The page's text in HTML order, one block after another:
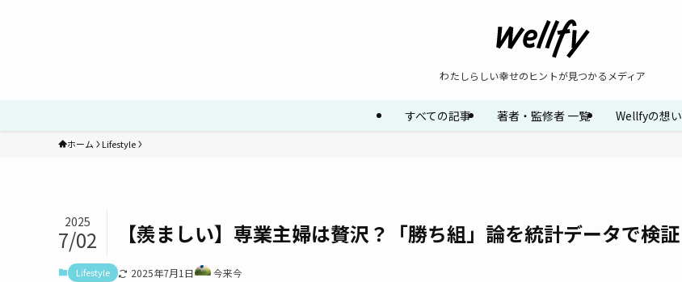
わたしらしい幸せのヒントが見つかるメディア
すべての記事 著者・監修者 一覧 Wellfyの想い
ホーム Lifestyle
【羨ましい】専業主婦は贅沢？「勝ち組」論を統計データで検証
2025
7/02
Lifestyle 2025年7月1日 今来今